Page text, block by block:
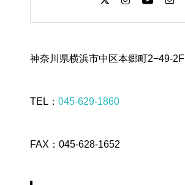
神奈川県横浜市中区本郷町2−49-2F
TEL： 045-629-1860
FAX：045-628-1652